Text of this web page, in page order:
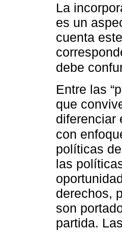
La
es un
cuenta
debe
Entre las
que
diferenciar
con
políticas
las
derechos,
son
partida.